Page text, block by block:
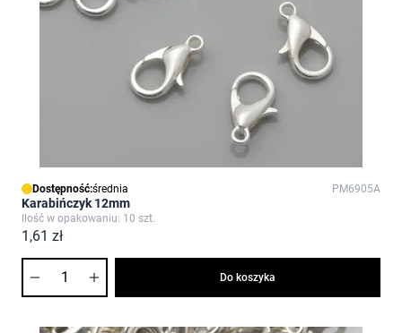
Dostępność:średnia PM6905A
Karabińczyk 12mm
Ilość w opakowaniu: 10 szt.
1,61 zł
Do koszyka